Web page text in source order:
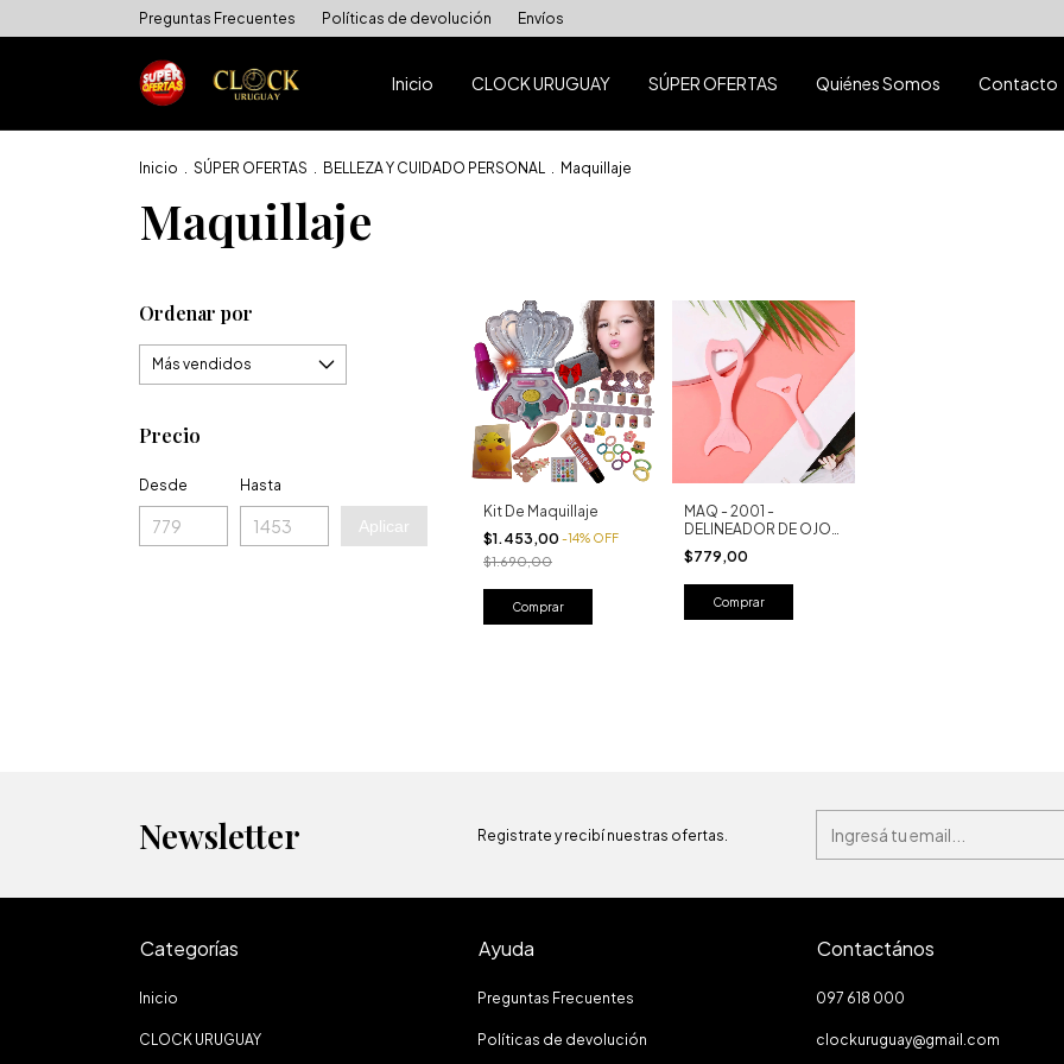
Preguntas Frecuentes Políticas de devolución Envíos
Inicio CLOCK URUGUAY SÚPER OFERTAS Quiénes Somos Contacto
Inicio . SÚPER OFERTAS . BELLEZA Y CUIDADO PERSONAL . Maquillaje
Maquillaje
Ordenar por
Precio
Desde Hasta
Aplicar
Kit De Maquillaje
$1.453,00 -14% OFF
$1.690,00
MAQ - 2001 -
DELINEADOR DE OJOS
Y APLICADOR DE
MÁSCARA FACIAL
$779,00
Newsletter Registrate y recibí nuestras ofertas.
Categorías
Inicio
CLOCK URUGUAY
Ayuda
Preguntas Frecuentes
Políticas de devolución
Contactános
097 618 000
clockuruguay@gmail.com